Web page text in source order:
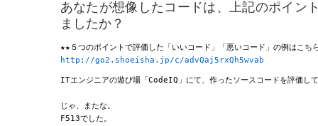
あなたが想像したコードは、上記のポイン
ましたか？
http://go2.shoeisha.jp/c/advQaj5rxQh5wvab
ITエンジニアの遊び場「CodeIQ」にて、作ったソースコードを評価し
じゃ、またな。
F513でした。